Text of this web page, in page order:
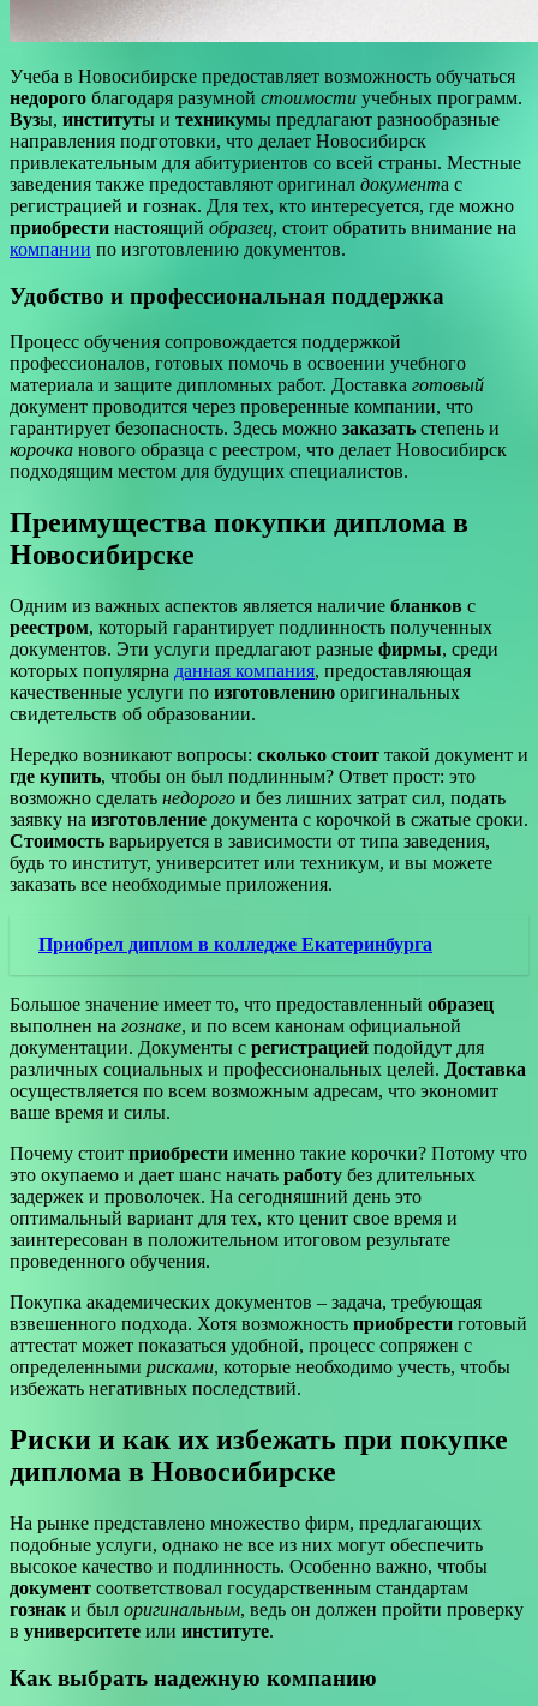
Учеба в Новосибирске предоставляет возможность обучаться
недорого благодаря разумной стоимости учебных программ.
Вузы, институты и техникумы предлагают разнообразные
направления подготовки, что делает Новосибирск
привлекательным для абитуриентов со всей страны. Местные
заведения также предоставляют оригинал документа с
регистрацией и гознак. Для тех, кто интересуется, где можно
приобрести настоящий образец, стоит обратить внимание на
компании по изготовлению документов.
Удобство и профессиональная поддержка
Процесс обучения сопровождается поддержкой
профессионалов, готовых помочь в освоении учебного
материала и защите дипломных работ. Доставка готовый
документ проводится через проверенные компании, что
гарантирует безопасность. Здесь можно заказать степень и
корочка нового образца с реестром, что делает Новосибирск
подходящим местом для будущих специалистов.
Преимущества покупки диплома в
Новосибирске
Одним из важных аспектов является наличие бланков с
реестром, который гарантирует подлинность полученных
документов. Эти услуги предлагают разные фирмы, среди
которых популярна данная компания, предоставляющая
качественные услуги по изготовлению оригинальных
свидетельств об образовании.
Нередко возникают вопросы: сколько стоит такой документ и
где купить, чтобы он был подлинным? Ответ прост: это
возможно сделать недорого и без лишних затрат сил, подать
заявку на изготовление документа с корочкой в сжатые сроки.
Стоимость варьируется в зависимости от типа заведения,
будь то институт, университет или техникум, и вы можете
заказать все необходимые приложения.
Приобрел диплом в колледже Екатеринбурга
Большое значение имеет то, что предоставленный образец
выполнен на гознаке, и по всем канонам официальной
документации. Документы с регистрацией подойдут для
различных социальных и профессиональных целей. Доставка
осуществляется по всем возможным адресам, что экономит
ваше время и силы.
Почему стоит приобрести именно такие корочки? Потому что
это окупаемо и дает шанс начать работу без длительных
задержек и проволочек. На сегодняшний день это
оптимальный вариант для тех, кто ценит свое время и
заинтересован в положительном итоговом результате
проведенного обучения.
Покупка академических документов – задача, требующая
взвешенного подхода. Хотя возможность приобрести готовый
аттестат может показаться удобной, процесс сопряжен с
определенными рисками, которые необходимо учесть, чтобы
избежать негативных последствий.
Риски и как их избежать при покупке
диплома в Новосибирске
На рынке представлено множество фирм, предлагающих
подобные услуги, однако не все из них могут обеспечить
высокое качество и подлинность. Особенно важно, чтобы
документ соответствовал государственным стандартам
гознак и был оригинальным, ведь он должен пройти проверку
в университете или институте.
Как выбрать надежную компанию